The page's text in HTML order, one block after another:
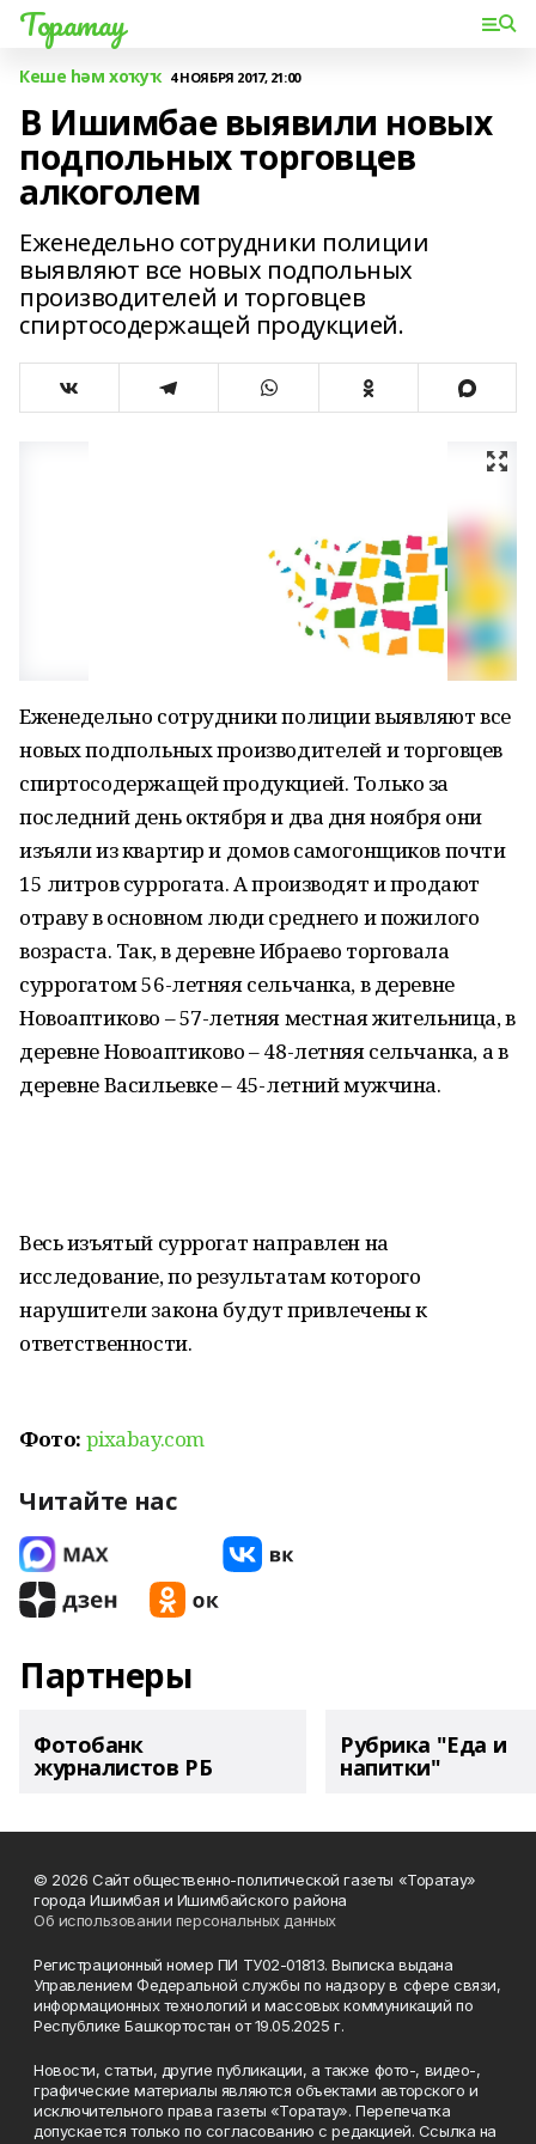
Торатау
Кеше һәм хоҡуҡ 4 НОЯБРЯ 2017, 21:00
В Ишимбае выявили новых
подпольных торговцев
алкоголем
Еженедельно сотрудники полиции
выявляют все новых подпольных
производителей и торговцев
спиртосодержащей продукцией.
Еженедельно сотрудники полиции выявляют все
новых подпольных производителей и торговцев
спиртосодержащей продукцией. Только за
последний день октября и два дня ноября они
изъяли из квартир и домов самогонщиков почти
15 литров суррогата. А производят и продают
отраву в основном люди среднего и пожилого
возраста. Так, в деревне Ибраево торговала
суррогатом 56-летняя сельчанка, в деревне
Новоаптиково – 57-летняя местная жительница, в
деревне Новоаптиково – 48-летняя сельчанка, а в
деревне Васильевке – 45-летний мужчина.
Весь изъятый суррогат направлен на
исследование, по результатам которого
нарушители закона будут привлечены к
ответственности.
Фото: pixabay.com
Читайте нас
Партнеры
Фотобанк
журналистов РБ
Рубрика "Еда и
напитки"
© 2026 Сайт общественно-политической газеты «Торатау»
города Ишимбая и Ишимбайского района
Об использовании персональных данных
Регистрационный номер ПИ ТУ02-01813. Выписка выдана
Управлением Федеральной службы по надзору в сфере связи,
информационных технологий и массовых коммуникаций по
Республике Башкортостан от 19.05.2025 г.
Новости, статьи, другие публикации, а также фото-, видео-,
графические материалы являются объектами авторского и
исключительного права газеты «Торатау». Перепечатка
допускается только по согласованию с редакцией. Ссылка на